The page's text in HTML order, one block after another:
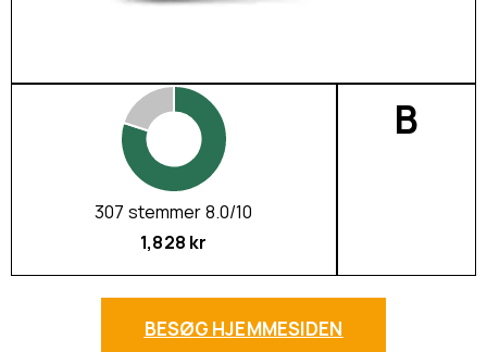
307 stemmer 8.0/10
1,828 kr
B
BESØG HJEMMESIDEN